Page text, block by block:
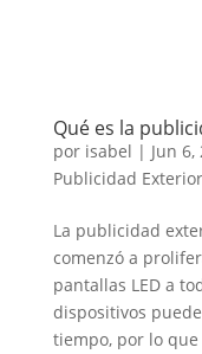
Qué es la
por isabel | Jun 6,
Publicidad Exterior
La publicidad
comenzó a
pantallas LED a
dispositivos
tiempo, por lo